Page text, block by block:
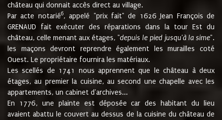
château qui donnait accès direct au village.
Par acte notarié6, appelé "prix fait" de 1626 Jean François de
GRENAUD fait exécuter des réparations dans la tour Est du
château, celle menant aux étages, "depuis le pied jusqu'à la sime".
les maçons devront reprendre également les murailles coté
Ouest. Le propriétaire fournira les matériaux.
Les scellés de 1741 nous apprennent que le château à deux
étages, au premier la cuisine, au second une chapelle avec les
appartements, un cabinet d'archives...
En 1776, une plainte est déposée car des habitant du lieu
avaient abattu le couvert au dessus de la cuisine du château de